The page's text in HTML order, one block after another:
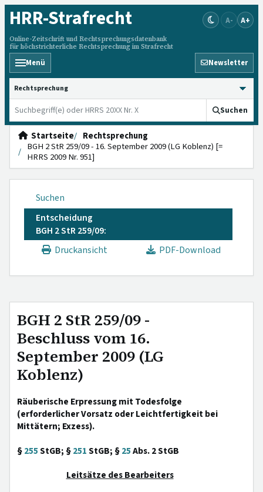
HRR-Strafrecht
Online-Zeitschrift und Rechtsprechungsdatenbank
für höchstrichterliche Rechtsprechung im Strafrecht
A- A+
Menü Newsletter
HRRS durchsuchen
Suchen
Startseite
Rechtsprechung
BGH 2 StR 259/09 - 16. September 2009 (LG Koblenz) [=
HRRS 2009 Nr. 951]
Suchen
Entscheidung
BGH 2 StR 259/09:
Druckansicht
PDF-Download
BGH 2 StR 259/09 -
Beschluss vom 16.
September 2009 (LG
Koblenz)
Räuberische Erpressung mit Todesfolge
(erforderlicher Vorsatz oder Leichtfertigkeit bei
Mittätern; Exzess).
§255StGB; §251StGB; §25Abs. 2 StGB
Leitsätze des Bearbeiters